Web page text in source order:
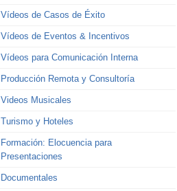
Vídeos de Casos de Éxito
Vídeos de Eventos & Incentivos
Vídeos para Comunicación Interna
Producción Remota y Consultoría
Videos Musicales
Turismo y Hoteles
Formación: Elocuencia para
Presentaciones
Documentales